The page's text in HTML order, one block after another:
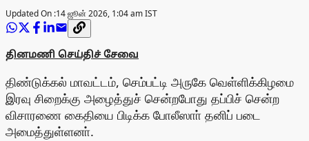
Updated On :14 ஜூன் 2026, 1:04 am IST
தினமணி செய்திச் சேவை
திண்டுக்கல் மாவட்டம், செம்பட்டி அருகே வெள்ளிக்கிழமை
இரவு சிறைக்கு அழைத்துச் சென்றபோது தப்பிச் சென்ற
விசாரணை கைதியை பிடிக்க போலீஸாா் தனிப் படை
அமைத்துள்ளனா்.